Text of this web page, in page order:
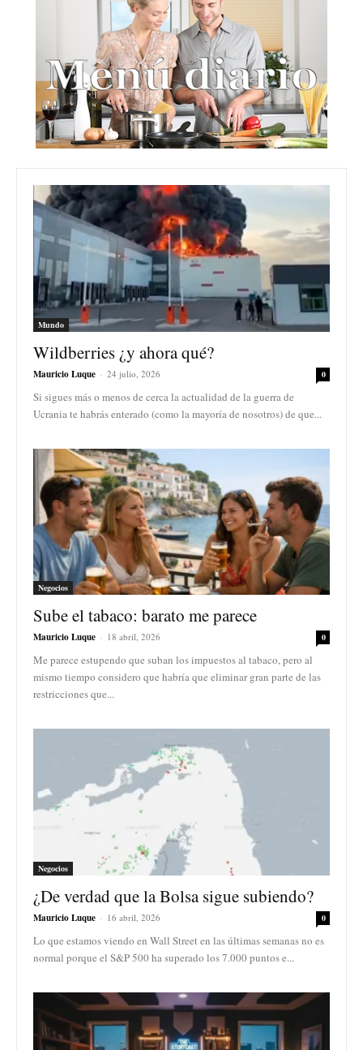
Mundo
Wildberries ¿y ahora qué?
Mauricio Luque - 24 julio, 2026 0
Si sigues más o menos de cerca la actualidad de la guerra de
Ucrania te habrás enterado (como la mayoría de nosotros) de que...
Negocios
Sube el tabaco: barato me parece
Mauricio Luque - 18 abril, 2026 0
Me parece estupendo que suban los impuestos al tabaco, pero al
mismo tiempo considero que habría que eliminar gran parte de las
restricciones que...
Negocios
¿De verdad que la Bolsa sigue subiendo?
Mauricio Luque - 16 abril, 2026 0
Lo que estamos viendo en Wall Street en las últimas semanas no es
normal porque el S&P 500 ha superado los 7.000 puntos e...